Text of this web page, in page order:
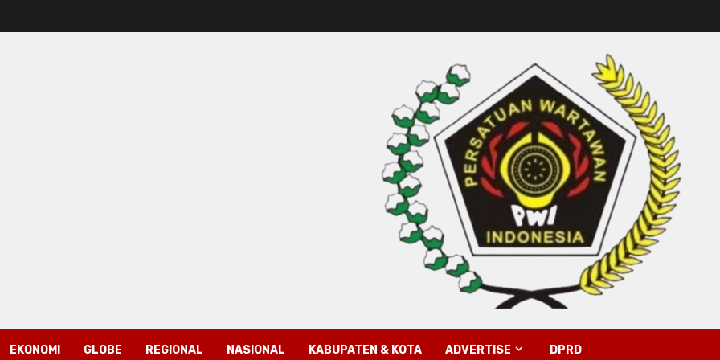
EKONOMI GLOBE REGIONAL NASIONAL KABUPATEN & KOTA ADVERTISE DPRD